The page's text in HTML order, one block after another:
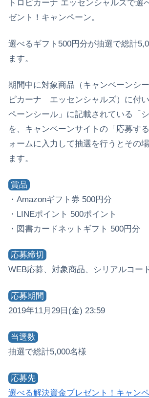
トロピカーナ エッセンシャルズで選
ゼント！キャンペーン。
選べるギフト500円分が抽選で総計
ます。
期間中に対象商品（キャンペーンシ
ピカーナ エッセンシャルズ）に付
ペーンシール」に記載されている「シ
を、キャンペーンサイトの「応募す
ォームに入力して抽選を行うとその
ます。
賞品
・Amazonギフト券 500円分
・LINEポイント 500ポイント
・図書カードネットギフト 500円分
応募締切
WEB応募、対象商品、シリアルコード
応募期間
2019年11月29日(金) 23:59
当選数
抽選で総計5,000名様
応募先
選べる解決資金プレゼント！キャン